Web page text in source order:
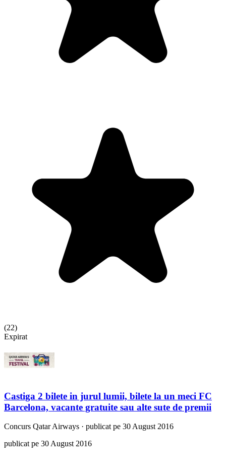
(22)
Expirat
Castiga 2 bilete in jurul lumii, bilete la un meci FC
Barcelona, vacante gratuite sau alte sute de premii
Concurs Qatar Airways · publicat pe 30 August 2016
publicat pe 30 August 2016